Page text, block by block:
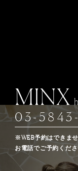
MINX
03-
※WEB予約はできませ
お電話でご予約くだ